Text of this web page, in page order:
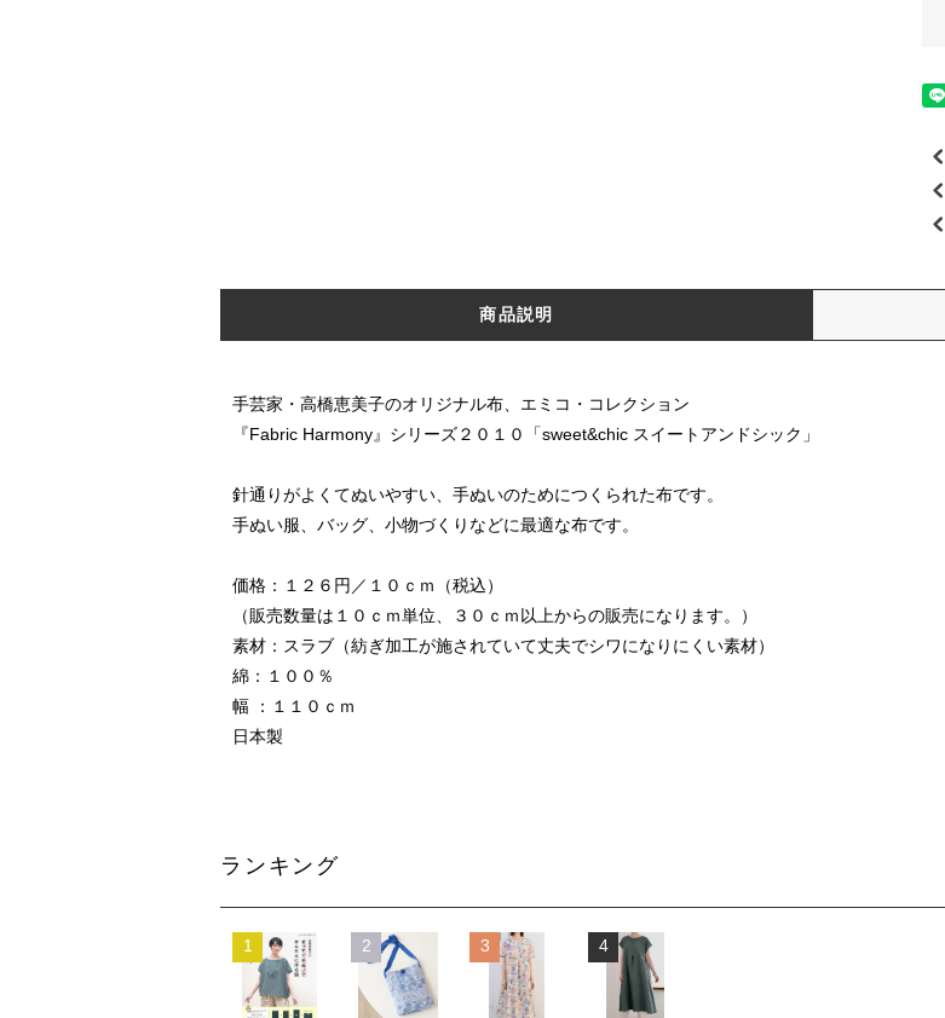
商品説明
手芸家・高橋恵美子のオリジナル布、エミコ・コレクション
『Fabric Harmony』シリーズ２０１０「sweet&chic スイートアンドシック」
針通りがよくてぬいやすい、手ぬいのためにつくられた布です。
手ぬい服、バッグ、小物づくりなどに最適な布です。
価格：１２６円／１０ｃｍ（税込）
（販売数量は１０ｃｍ単位、３０ｃｍ以上からの販売になります。）
素材：スラブ（紡ぎ加工が施されていて丈夫でシワになりにくい素材）
綿：１００％
幅 ：１１０ｃｍ
日本製
ランキング
1 2 3 4